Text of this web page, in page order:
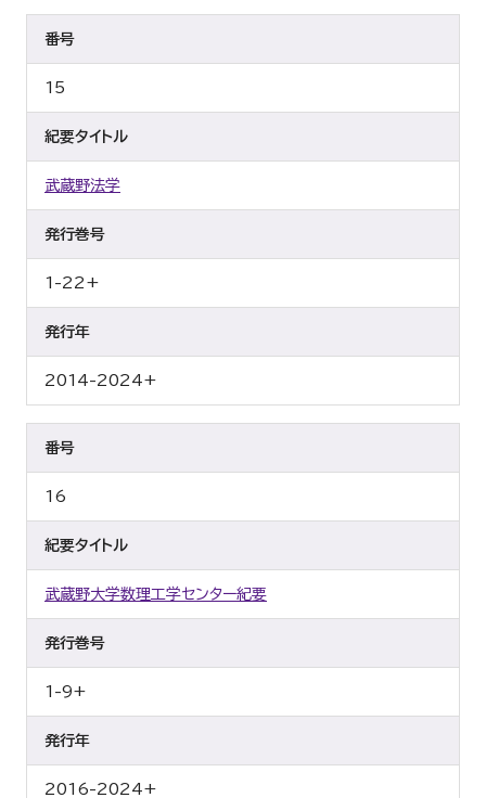
番号
15
紀要タイトル
武蔵野法学
発行巻号
1-22+
発行年
2014-2024+
番号
16
紀要タイトル
武蔵野大学数理工学センター紀要
発行巻号
1-9+
発行年
2016-2024+